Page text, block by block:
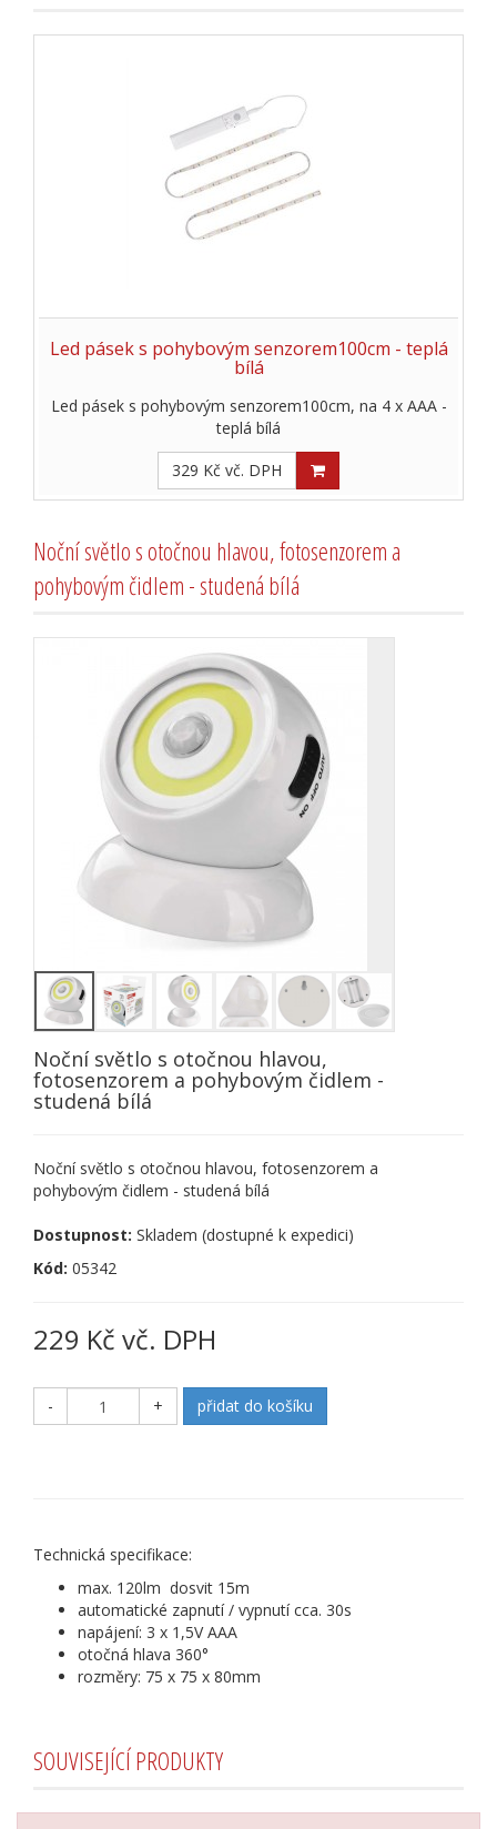
Led pásek s pohybovým senzorem100cm - teplá
bílá
Led pásek s pohybovým senzorem100cm, na 4 x AAA -
teplá bílá
329 Kč vč. DPH
Noční světlo s otočnou hlavou, fotosenzorem a
pohybovým čidlem - studená bílá
Noční světlo s otočnou hlavou,
fotosenzorem a pohybovým čidlem -
studená bílá
Noční světlo s otočnou hlavou, fotosenzorem a
pohybovým čidlem - studená bílá
Dostupnost: Skladem (dostupné k expedici)
Kód: 05342
229 Kč vč. DPH
- + přidat do košíku
Technická specifikace:
max. 120lm dosvit 15m
automatické zapnutí / vypnutí cca. 30s
napájení: 3 x 1,5V AAA
otočná hlava 360°
rozměry: 75 x 75 x 80mm
SOUVISEJÍCÍ PRODUKTY